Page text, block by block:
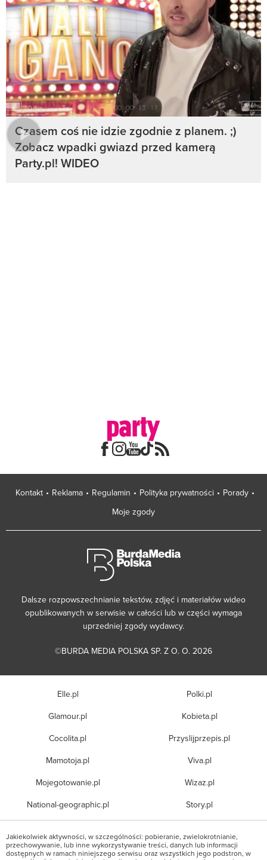
Czasem coś nie idzie zgodnie z planem. ;)
Zobacz wpadki gwiazd przed kamerą
Party.pl! WIDEO
Kontakt Reklama Regulamin Polityka prywatności
Porady
Moje zgody
Dalsze rozpowszechnianie tekstów, zdjęć i materiałów wideo
opublikowanych w serwisie w całości lub w części wymaga
uprzedniej zgody wydawcy.
©BURDA MEDIA POLSKA SP. Z O. O. 2026
Elle.pl
Glamour.pl
Cocolita.pl
Mamotoja.pl
Mojegotowanie.pl
National-geographic.pl
Polki.pl
Kobieta.pl
Przyslijprzepis.pl
Viva.pl
Wizaz.pl
Story.pl
Jakiekolwiek aktywności, w szczególności: pobieranie, zwielokrotnianie,
przechowywanie, lub inne wykorzystywanie treści, danych lub informacji
dostępnych w ramach niniejszego serwisu oraz wszystkich jego podstron, w